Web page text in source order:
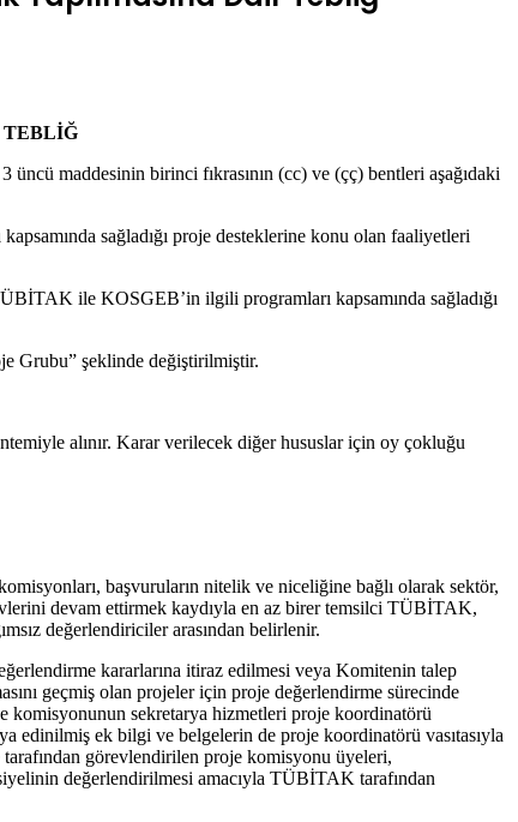
TEBLİĞ
üncü maddesinin birinci fıkrasının (cc) ve (çç) bentleri aşağıdaki
sağladığı proje desteklerine konu olan faaliyetleri
ile KOSGEB’in ilgili programları kapsamında sağladığı
Grubu” şeklinde değiştirilmiştir.
alınır. Karar verilecek diğer hususlar için oy çokluğu
başvuruların nitelik ve niceliğine bağlı olarak sektör,
devam ettirmek kaydıyla en az birer temsilci TÜBİTAK,
değerlendiriciler arasından belirlenir.
kararlarına itiraz edilmesi veya Komitenin talep
geçmiş olan projeler için proje değerlendirme sürecinde
komisyonunun sekretarya hizmetleri proje koordinatörü
edinilmiş ek bilgi ve belgelerin de proje koordinatörü vasıtasıyla
görevlendirilen proje komisyonu üyeleri,
değerlendirilmesi amacıyla TÜBİTAK tarafından